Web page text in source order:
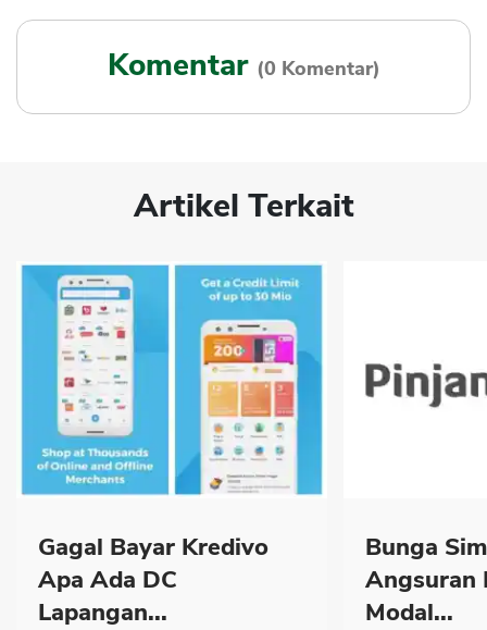
Komentar (0 Komentar)
Artikel Terkait
Gagal Bayar Kredivo
Apa Ada DC
Lapangan...
Bunga
Angsuran
Modal...